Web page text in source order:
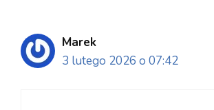
Marek
3 lutego 2026 o 07:42